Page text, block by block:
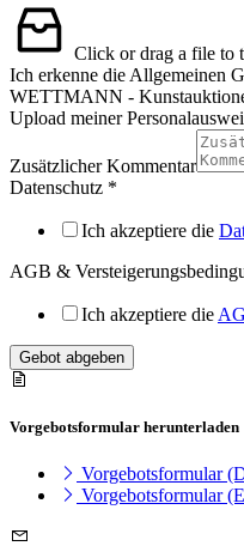
Click or drag a file to
Ich erkenne die Allgemeinen
WETTMANN -
Upload meiner
Zusätzlicher Kommentar
Datenschutz *
Ich akzeptiere die
AGB &
Ich akzeptiere die
Gebot abgeben
Vorgebotsformular herunterladen
Vorgebotsformular
Vorgebotsformular